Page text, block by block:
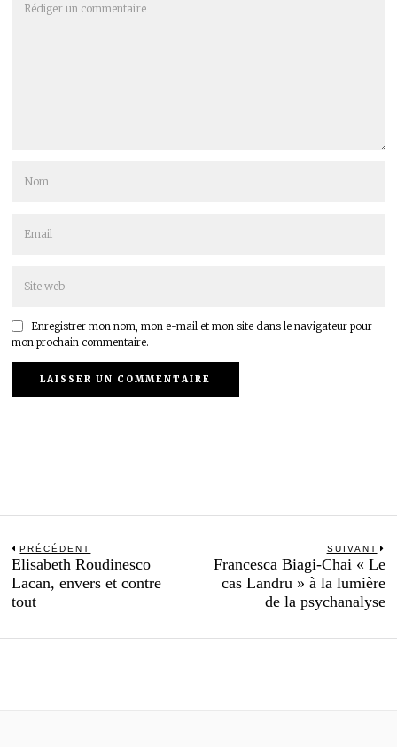
Enregistrer mon nom, mon e-mail et mon site dans le navigateur pour
mon prochain commentaire.
Navigation
de
l’article
PRÉCÉDENT
Previous
post:
Elisabeth Roudinesco
Lacan, envers et contre
tout
SUIVANT
Francesca Biagi-Chai « Le
cas Landru » à la lumière
de la psychanalyse